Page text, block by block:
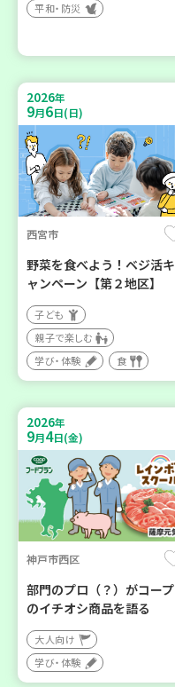
平和・防災
2026年
9月6日(日)
西宮市
野菜を食べよう！ベジ活キ
ャンペーン【第２地区】
子ども
親子で楽しむ
学び・体験
食
2026年
9月4日(金)
神戸市西区
部門のプロ（？）がコープ
のイチオシ商品を語る
大人向け
学び・体験